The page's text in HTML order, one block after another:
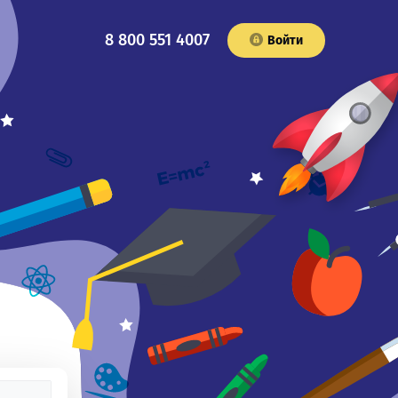
8 800 551 4007 Войти